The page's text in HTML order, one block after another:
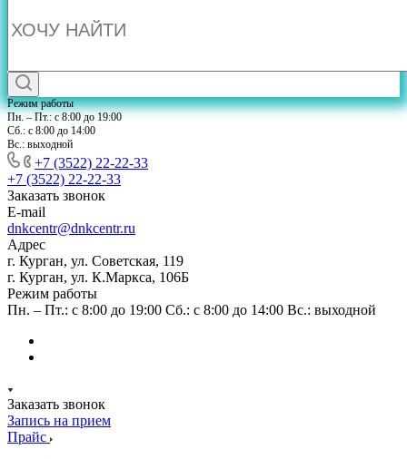
Режим работы
Пн. – Пт.: с 8:00 до 19:00
Сб.: с 8:00 до 14:00
Вс.: выходной
+7 (3522) 22-22-33
+7 (3522) 22-22-33
Заказать звонок
E-mail
dnkcentr@dnkcentr.ru
Адрес
г. Курган, ул. Советская, 119
г. Курган, ул. К.Маркса, 106Б
Режим работы
Пн. – Пт.: с 8:00 до 19:00 Сб.: с 8:00 до 14:00 Вс.: выходной
Заказать звонок
Запись на прием
Прайс